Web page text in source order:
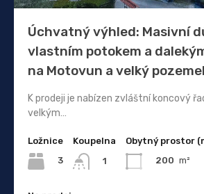
Úchvatný výhled: Masivní
vlastním potokem a
na Motovun a velký
K prodeji je nabízen zvláštní koncový
velkým…
Ložnice
3
Koupelna
1
Obytný prostor
200 m²